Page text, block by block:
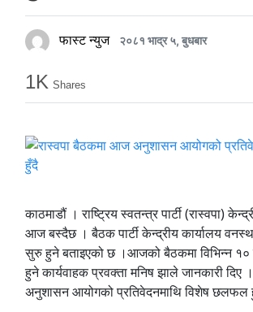
फास्ट न्युज २०८१ भाद्र ५, बुधबार
1K Shares
काठमाडौं । राष्ट्रिय स्वतन्त्र पार्टी (रास्वपा)
आज बस्दैछ । बैठक पार्टी केन्द्रीय कार्यालय
सुरु हुने बताइएको छ ।आजको बैठकमा विभिन्न
हुने कार्यवाहक प्रवक्ता मनिष झाले जानकारी दिए ।
अनुशासन आयोगको प्रतिवेदनमाथि विशेष छलफल